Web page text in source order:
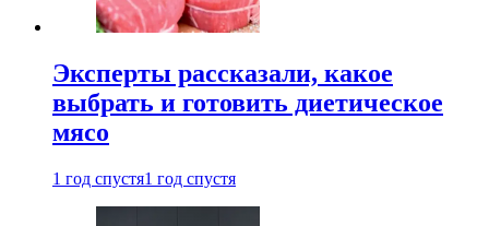
Эксперты рассказали, какое
выбрать и готовить диетическое
мясо
1 год спустя1 год спустя